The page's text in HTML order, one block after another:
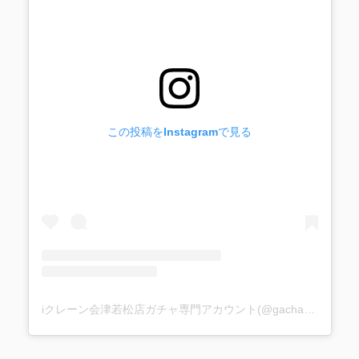
この投稿をInstagramで見る